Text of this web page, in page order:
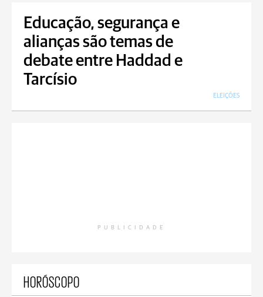
Educação, segurança e
alianças são temas de
debate entre Haddad e
Tarcísio
ELEIÇÕES
PUBLICIDADE
HORÓSCOPO